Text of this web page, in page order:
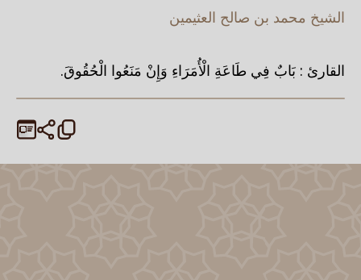
الشيخ محمد بن صالح العثيمين
القارئ : بَابٌ فِي طَاعَةِ الْأُمَرَاءِ وَإِنْ مَنَعُوا الْحُقُوقَ.